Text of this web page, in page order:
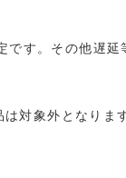
す。その他遅
対象外となりま